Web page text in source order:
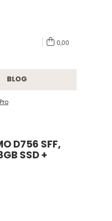
0,00
BLOG
D756 SFF,
SSD +